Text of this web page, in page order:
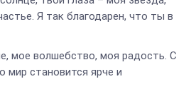
Я так благодарен, что ты в
мое волшебство, моя радость. С
мир становится ярче и